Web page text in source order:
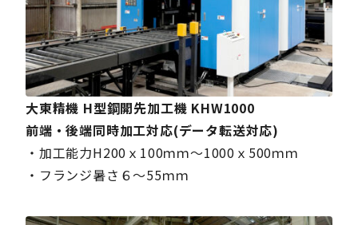
大東精機 H型鋼開先加工機 KHW1000
前端・後端同時加工対応(データ転送対応)
・加工能力H200ｘ100ｍｍ～1000ｘ500ｍｍ
・フランジ暑さ６～55ｍｍ